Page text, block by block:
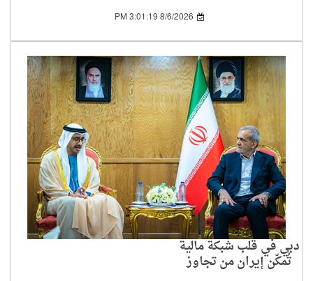
8/6/2026 3:01:19 PM
دبي في قلب شبكة مالية
تُمكّن إيران من تجاوز